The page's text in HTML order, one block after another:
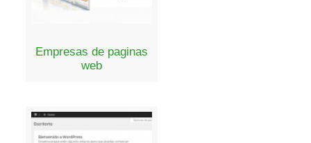
Empresas de paginas
web